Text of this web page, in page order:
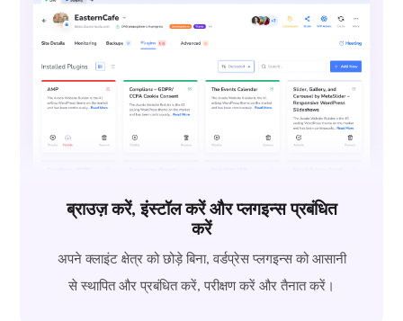
ब्राउज़ करें, इंस्टॉल करें और प्लगइन्स प्रबंधित
करें
अपने क्लाइंट क्षेत्र को छोड़े बिना, वर्डप्रेस प्लगइन्स को आसानी
से स्थापित और प्रबंधित करें, परीक्षण करें और तैनात करें।